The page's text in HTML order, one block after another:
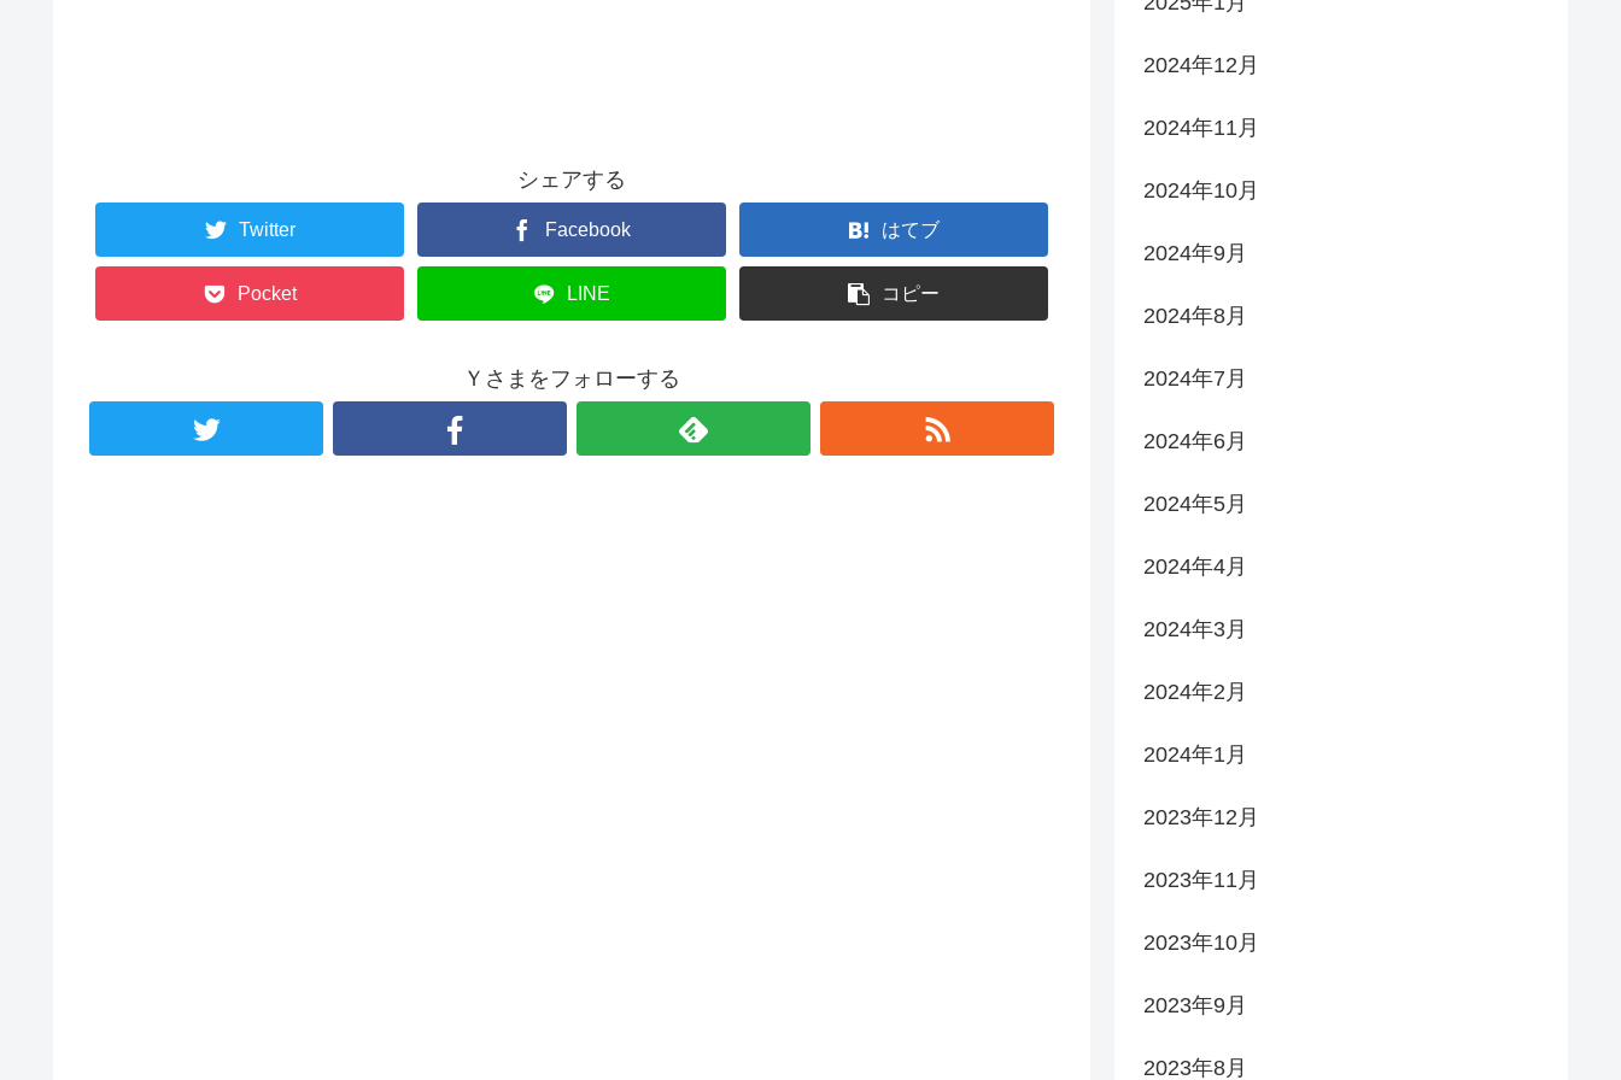
シェアする
Twitter Facebook はてブ
Pocket LINE コピー
Ｙさまをフォローする
2024年12月
2024年11月
2024年10月
2024年9月
2024年8月
2024年7月
2024年6月
2024年5月
2024年4月
2024年3月
2024年2月
2024年1月
2023年12月
2023年11月
2023年10月
2023年9月
2023年8月